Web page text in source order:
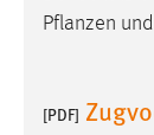
Pflanzen
[PDF]